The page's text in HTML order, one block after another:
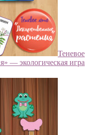
Теневое
— экологическая игра